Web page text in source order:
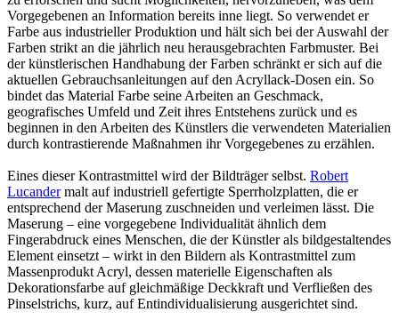
Vorgegebenen an Information bereits inne liegt. So verwendet er
Farbe aus industrieller Produktion und hält sich bei der Auswahl der
Farben strikt an die jährlich neu herausgebrachten Farbmuster. Bei
der künstlerischen Handhabung der Farben schränkt er sich auf die
aktuellen Gebrauchsanleitungen auf den Acryllack-Dosen ein. So
bindet das Material Farbe seine Arbeiten an Geschmack,
geografisches Umfeld und Zeit ihres Entstehens zurück und es
beginnen in den Arbeiten des Künstlers die verwendeten Materialien
durch kontrastierende Maßnahmen ihr Vorgegebenes zu erzählen.
Eines dieser Kontrastmittel wird der Bildträger selbst. Robert
Lucandermalt auf industriell gefertigte Sperrholzplatten, die er
entsprechend der Maserung zuschneiden und verleimen lässt. Die
Maserung – eine vorgegebene Individualität ähnlich dem
Fingerabdruck eines Menschen, die der Künstler als bildgestaltendes
Element einsetzt – wirkt in den Bildern als Kontrastmittel zum
Massenprodukt Acryl, dessen materielle Eigenschaften als
Dekorationsfarbe auf gleichmäßige Deckkraft und Verfließen des
Pinselstrichs, kurz, auf Entindividualisierung ausgerichtet sind.